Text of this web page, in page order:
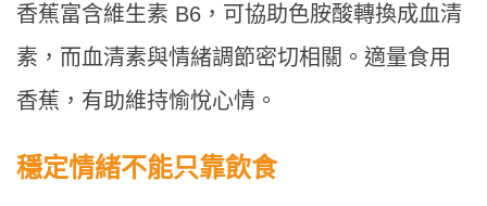
香蕉富含維生素 B6，可協助色胺酸轉換成血清
素，而血清素與情緒調節密切相關。適量食用
香蕉，有助維持愉悅心情。
穩定情緒不能只靠飲食